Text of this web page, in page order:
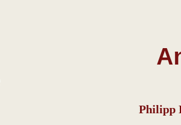
Philipp